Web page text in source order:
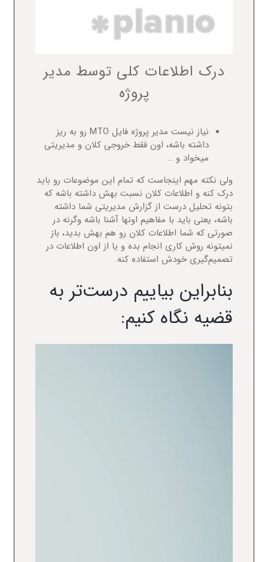
درک اطلاعات کلی توسط مدیر
پروژه
نیاز نیست مدیر پروژه فایل MTO رو به ریز
داشته باشه، اون فقط خروجی کلان و مدیریتی
میخواد و …
ولی نکته مهم اینجاست که تمام این موضوعات رو باید
درک کنه و اطلاعات کلان نسبت بهش داشته باشه که
بتونه تحلیل درست از گزارش مدیریتی شما داشته
باشه، یعنی باید با مفاهیم اونها آشنا باشه وگرنه در
صورتی که شما اطلاعات کلان رو هم بهش بدید، باز
نمیتونه روش کاری انجام بده و یا از اون اطلاعات در
تصمیم‌گیری خودش استفاده کنه.
بنابراین بیاییم درست‌تر به
قضیه نگاه کنیم: